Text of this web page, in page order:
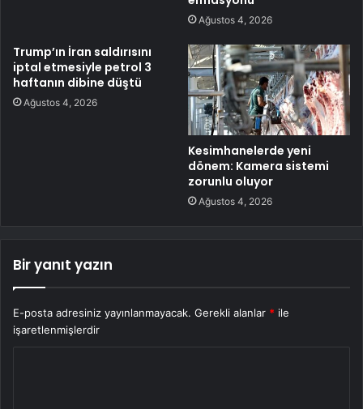
Ağustos 4, 2026
Trump’ın İran saldırısını
iptal etmesiyle petrol 3
haftanın dibine düştü
Ağustos 4, 2026
Kesimhanelerde yeni
dönem: Kamera sistemi
zorunlu oluyor
Ağustos 4, 2026
Bir yanıt yazın
E-posta adresiniz yayınlanmayacak. Gerekli alanlar * ile
işaretlenmişlerdir